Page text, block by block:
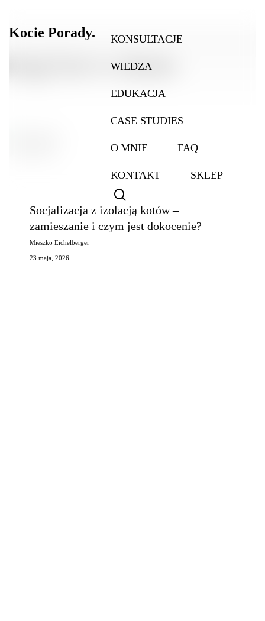
mainKocie Porady. KONSULTACJE
WIEDZA
EDUKACJA
CASE STUDIES
O MNIE FAQ
KONTAKT SKLEP
drugi kot w domu
z
izolacją
kotów
–
Kot i jego zachowanie
Socjalizacja z izolacją kotów –
zamieszanie i czym jest dokocenie?
Mieszko Eichelberger
23 maja, 2026